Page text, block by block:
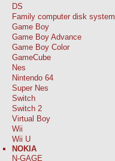
DS
Family computer disk system
Game Boy
Game Boy Advance
Game Boy Color
GameCube
Nes
Nintendo 64
Super Nes
Switch
Switch 2
Virtual Boy
Wii
Wii U
NOKIA
N-GAGE